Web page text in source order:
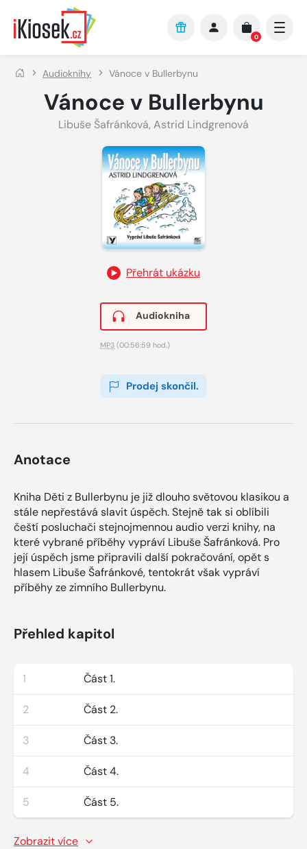
Přejít na hlavní obsah
0
Audioknihy Vánoce v Bullerbynu
Vánoce v Bullerbynu
Libuše Šafránková, Astrid Lindgrenová
Přehrát ukázku
Audiokniha
MP3 (00:56:59 hod.)
Prodej skončil.
Anotace
Kniha Děti z Bullerbynu je již dlouho světovou klasikou a
stále nepřestává slavit úspěch. Stejně tak si oblíbili
čeští posluchači stejnojmennou audio verzi knihy, na
které vybrané příběhy vypráví Libuše Šafránková. Pro
její úspěch jsme připravili další pokračování, opět s
hlasem Libuše Šafránkové, tentokrát však vypráví
příběhy ze zimního Bullerbynu.
Přehled kapitol
1 Část 1.
2 Část 2.
3 Část 3.
4 Část 4.
5 Část 5.
Zobrazit více